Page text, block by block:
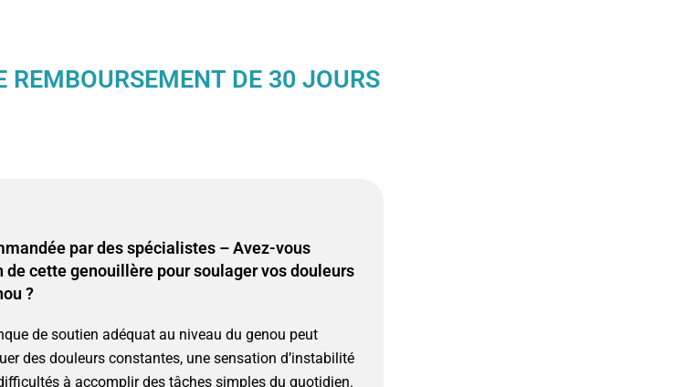
DE 30 JOURS
par des spécialistes – Avez-vous
de cette genouillère pour soulager vos douleurs
?
de soutien adéquat au niveau du genou peut
des douleurs constantes, une sensation d’instabilité
à accomplir des tâches simples du quotidien.